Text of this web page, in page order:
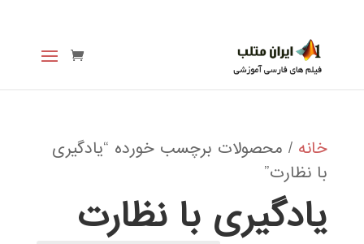
خانه / محصولات برچسب خورده “یادگیری
با نظارت”
یادگیری با نظارت